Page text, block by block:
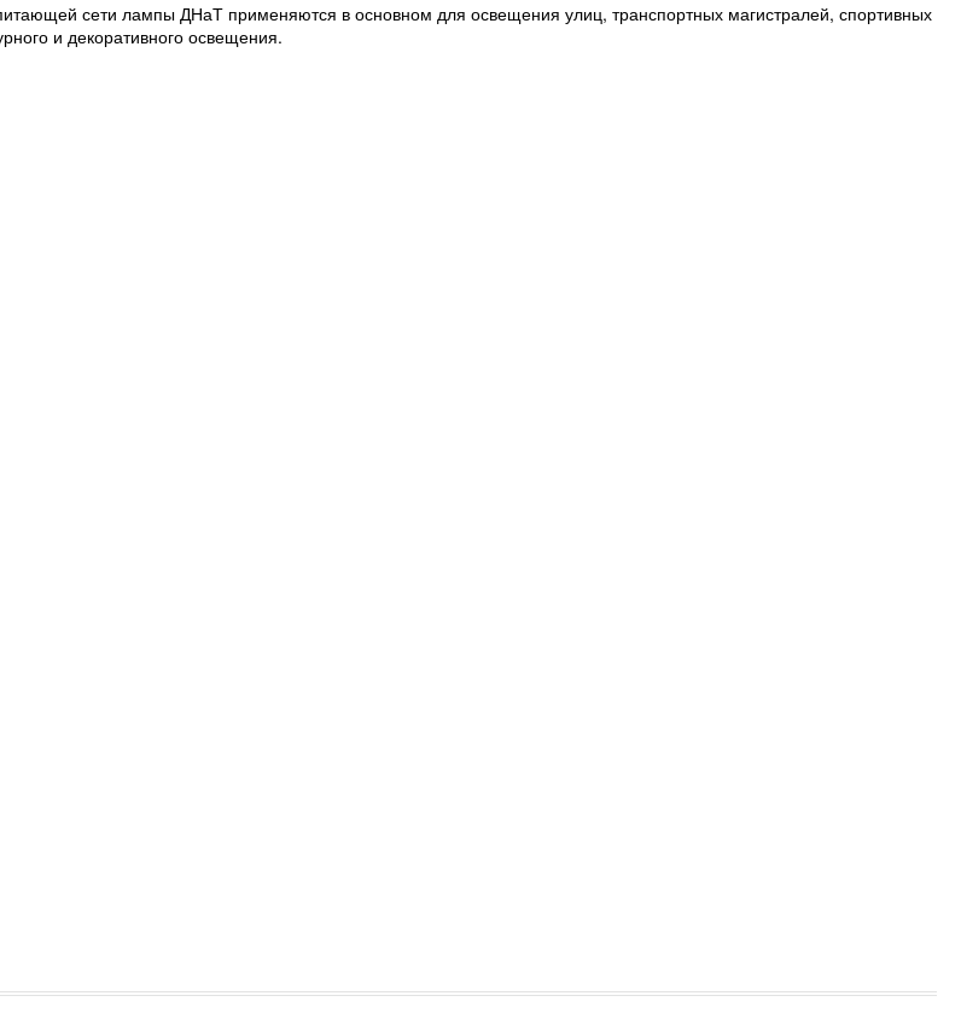
сети лампы ДНаТ применяются в основном для освещения улиц, транспортных магистралей, спортивных
и декоративного освещения.